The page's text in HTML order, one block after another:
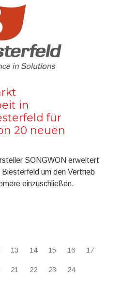
in
für
20 neuen
SONGWON erweitert
um den Vertrieb
einzuschließen.
13 14 15 16 17
21 22 23 24